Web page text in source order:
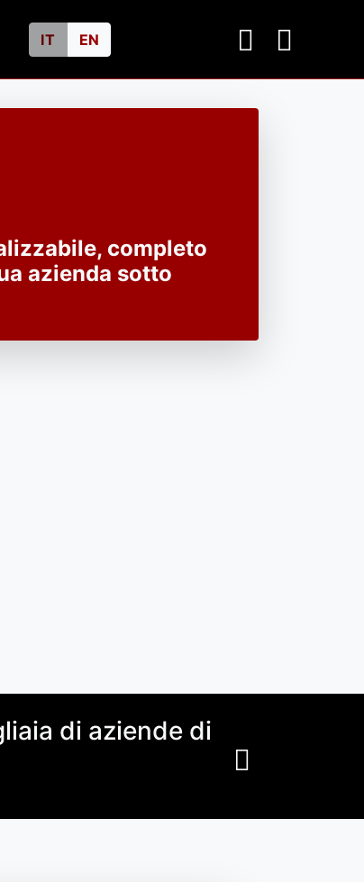
IT EN
completo
azienda sotto
di aziende di